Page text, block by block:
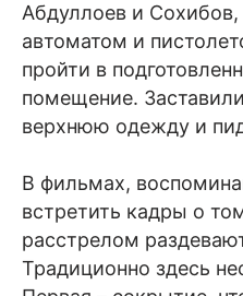
Абдуллоев и
автоматом и
пройти в
помещение.
верхнюю одежду и
В фильмах,
встретить кадры о
расстрелом
Традиционно здесь